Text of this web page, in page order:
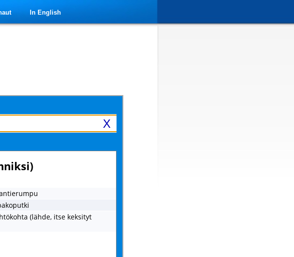
In English
X
(lähde, itse keksityt